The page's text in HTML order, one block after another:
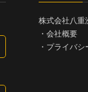
株式会社八重
・ 会社概要
・ プライバシ